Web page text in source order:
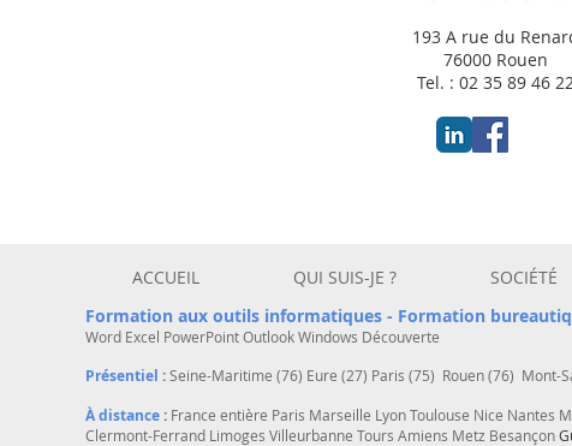
193 A rue du
76000 Rouen
Tel. : 02 35 89 46
ACCUEIL QUI SUIS-JE ? SOCIÉTÉ
Formation aux outils informatiques - Formation
Word Excel PowerPointOutlookWindows Découverte
Présentiel :Seine-Maritime (76) Eure (27) Paris (75) Rouen (76) Mont-
À distance: France entière Paris Marseille Lyon Toulouse Nice Nantes
Clermont-Ferrand Limoges Villeurbanne Tours Amiens Metz Besançon